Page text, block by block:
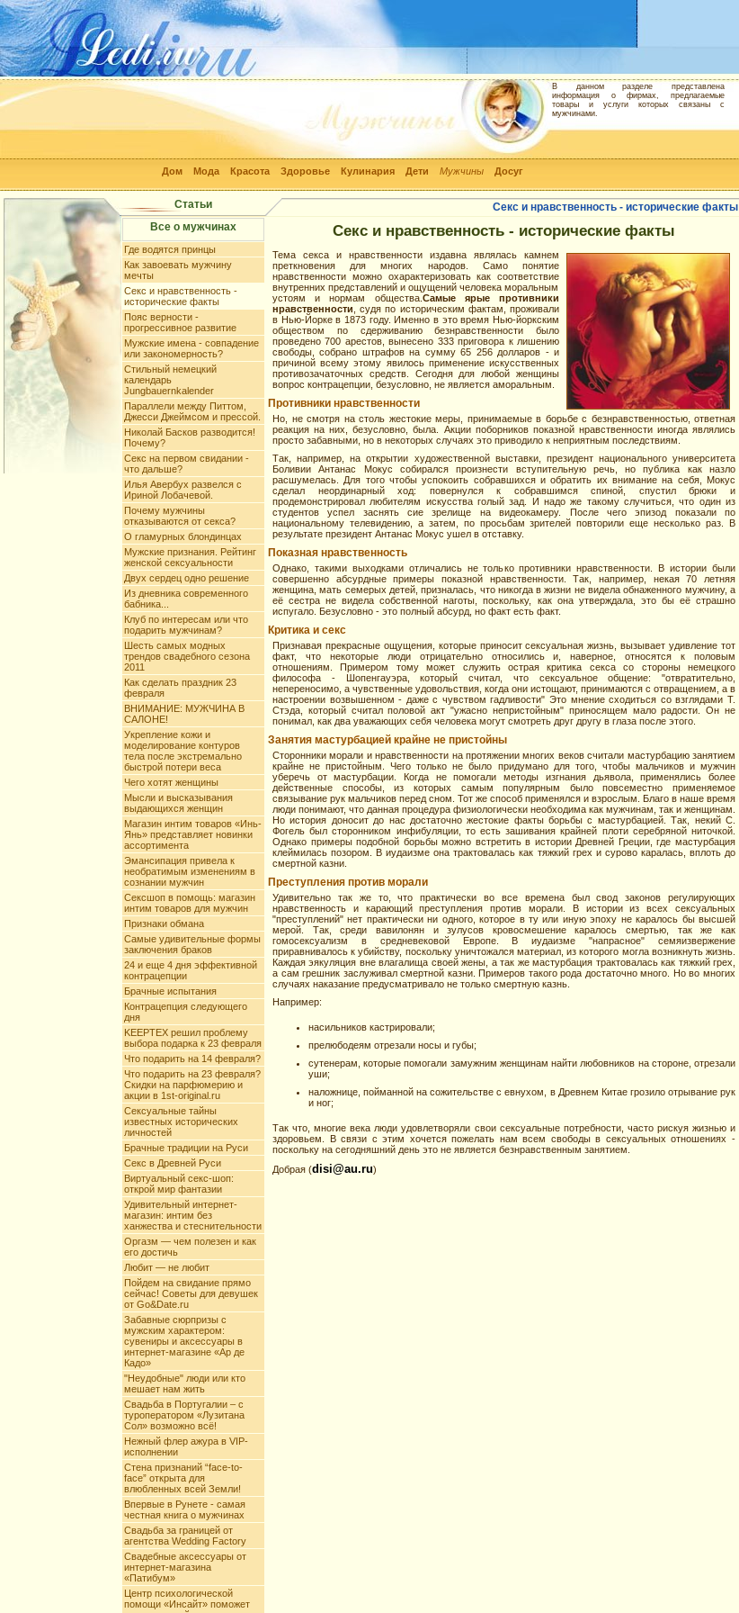
Дом Мода Красота Здоровье Кулинария Дети Мужчины Досуг
В данном разделе представлена
информация о фирмах, предлагаемые
товары и услуги которых связаны с
мужчинами.
Статьи
Секс и нравственность - исторические факты
Все о мужчинах
Где водятся принцы
Как завоевать мужчину
мечты
Секс и нравственность -
исторические факты
Пояс верности -
прогрессивное развитие
Мужские имена - совпадение
или закономерность?
Стильный немецкий
календарь
Jungbauernkalender
Параллели между Питтом,
Джесси Джеймсом и прессой.
Николай Басков разводится!
Почему?
Секс на первом свидании -
что дальше?
Илья Авербух развелся с
Ириной Лобачевой.
Почему мужчины
отказываются от секса?
О гламурных блондинцах
Мужские признания. Рейтинг
женской сексуальности
Двух сердец одно решение
Из дневника современного
бабника...
Клуб по интересам или что
подарить мужчинам?
Шесть самых модных
трендов свадебного сезона
2011
Как сделать праздник 23
февраля
ВНИМАНИЕ: МУЖЧИНА В
САЛОНЕ!
Укрепление кожи и
моделирование контуров
тела после экстремально
быстрой потери веса
Чего хотят женщины
Мысли и высказывания
выдающихся женщин
Магазин интим товаров «Инь-
Янь» представляет новинки
ассортимента
Эмансипация привела к
необратимым изменениям в
сознании мужчин
Сексшоп в помощь: магазин
интим товаров для мужчин
Признаки обмана
Самые удивительные формы
заключения браков
24 и еще 4 дня эффективной
контрацепции
Брачные испытания
Контрацепция следующего
дня
KEEPTEX решил проблему
выбора подарка к 23 февраля
Что подарить на 14 февраля?
Что подарить на 23 февраля?
Скидки на парфюмерию и
акции в 1st-original.ru
Сексуальные тайны
известных исторических
личностей
Брачные традиции на Руси
Секс в Древней Руси
Виртуальный секс-шоп:
открой мир фантазии
Удивительный интернет-
магазин: интим без
ханжества и стеснительности
Оргазм — чем полезен и как
его достичь
Любит — не любит
Пойдем на свидание прямо
сейчас! Советы для девушек
от Go&Date.ru
Забавные сюрпризы с
мужским характером:
сувениры и аксессуары в
интернет-магазине «Ар де
Кадо»
"Неудобные" люди или кто
мешает нам жить
Свадьба в Португалии – с
туроператором «Лузитана
Сол» возможно всё!
Нежный флер ажура в VIP-
исполнении
Стена признаний “face-to-
face” открыта для
влюбленных всей Земли!
Впервые в Рунете - самая
честная книга о мужчинах
Свадьба за границей от
агентства Wedding Factory
Свадебные аксессуары от
интернет-магазина
«Патибум»
Центр психологической
помощи «Инсайт» поможет
Секс и нравственность - исторические факты
Тема секса и нравственности издавна являлась камнем
преткновения для многих народов. Само понятие
нравственности можно охарактеризовать как соответствие
внутренних представлений и ощущений человека моральным
устоям и нормам общества. Самые ярые противники
нравственности , судя по историческим фактам, проживали
в Нью-Йорке в 1873 году. Именно в это время Нью-йоркским
обществом по сдерживанию безнравственности было
проведено 700 арестов, вынесено 333 приговора к лишению
свободы, собрано штрафов на сумму 65 256 долларов - и
причиной всему этому явилось применение искусственных
противозачаточных средств. Сегодня для любой женщины
вопрос контрацепции, безусловно, не является аморальным.
Противники нравственности
Но, не смотря на столь жестокие меры, принимаемые в борьбе с безнравственностью, ответная
реакция на них, безусловно, была. Акции поборников показной нравственности иногда являлись
просто забавными, но в некоторых случаях это приводило к неприятным последствиям.
Так, например, на открытии художественной выставки, президент национального университета
Боливии Антанас Мокус собирался произнести вступительную речь, но публика как назло
расшумелась. Для того чтобы успокоить собравшихся и обратить их внимание на себя, Мокус
сделал неординарный ход: повернулся к собравшимся спиной, спустил брюки и
продемонстрировал любителям искусства голый зад. И надо же такому случиться, что один из
студентов успел заснять сие зрелище на видеокамеру. После чего эпизод показали по
национальному телевидению, а затем, по просьбам зрителей повторили еще несколько раз. В
результате президент Антанас Мокус ушел в отставку.
Показная нравственность
Однако, такими выходками отличались не только противники нравственности. В истории были
совершенно абсурдные примеры показной нравственности. Так, например, некая 70 летняя
женщина, мать семерых детей, призналась, что никогда в жизни не видела обнаженного мужчину, а
её сестра не видела собственной наготы, поскольку, как она утверждала, это бы её страшно
испугало. Безусловно - это полный абсурд, но факт есть факт.
Критика и секс
Признавая прекрасные ощущения, которые приносит сексуальная жизнь, вызывает удивление тот
факт, что некоторые люди отрицательно относились и, наверное, относятся к половым
отношениям. Примером тому может служить острая критика секса со стороны немецкого
философа - Шопенгауэра, который считал, что сексуальное общение: "отвратительно,
непереносимо, а чувственные удовольствия, когда они истощают, принимаются с отвращением, а в
настроении возвышенном - даже с чувством гадливости" Это мнение сходиться со взглядами Т.
Стэда, который считал половой акт "ужасно непристойным" приносящем мало радости. Он не
понимал, как два уважающих себя человека могут смотреть друг другу в глаза после этого.
Занятия мастурбацией крайне не пристойны
Сторонники морали и нравственности на протяжении многих веков считали мастурбацию занятием
крайне не пристойным. Чего только не было придумано для того, чтобы мальчиков и мужчин
уберечь от мастурбации. Когда не помогали методы изгнания дьявола, применялись более
действенные способы, из которых самым популярным было повсеместно применяемое
связывание рук мальчиков перед сном. Тот же способ применялся и взрослым. Благо в наше время
люди понимают, что данная процедура физиологически необходима как мужчинам, так и женщинам.
Но история доносит до нас достаточно жестокие факты борьбы с мастурбацией. Так, некий С.
Фогель был сторонником инфибуляции, то есть зашивания крайней плоти серебряной ниточкой.
Однако примеры подобной борьбы можно встретить в истории Древней Греции, где мастурбация
клеймилась позором. В иудаизме она трактовалась как тяжкий грех и сурово каралась, вплоть до
смертной казни.
Преступления против морали
Удивительно так же то, что практически во все времена был свод законов регулирующих
нравственность и карающий преступления против морали. В истории из всех сексуальных
"преступлений" нет практически ни одного, которое в ту или иную эпоху не каралось бы высшей
мерой. Так, среди вавилонян и зулусов кровосмешение каралось смертью, так же как
гомосексуализм в средневековой Европе. В иудаизме "напрасное" семяизвержение
приравнивалось к убийству, поскольку уничтожался материал, из которого могла возникнуть жизнь.
Каждая эякуляция вне влагалища своей жены, а так же мастурбация трактовалась как тяжкий грех,
а сам грешник заслуживал смертной казни. Примеров такого рода достаточно много. Но во многих
случаях наказание предусматривало не только смертную казнь.
Например:
насильников кастрировали;
прелюбодеям отрезали носы и губы;
сутенерам, которые помогали замужним женщинам найти любовников на стороне, отрезали
уши;
наложнице, пойманной на сожительстве с евнухом, в Древнем Китае грозило отрывание рук
и ног;
Так что, многие века люди удовлетворяли свои сексуальные потребности, часто рискуя жизнью и
здоровьем. В связи с этим хочется пожелать нам всем свободы в сексуальных отношениях -
поскольку на сегодняшний день это не является безнравственным занятием.
Добрая (disi@au.ru)